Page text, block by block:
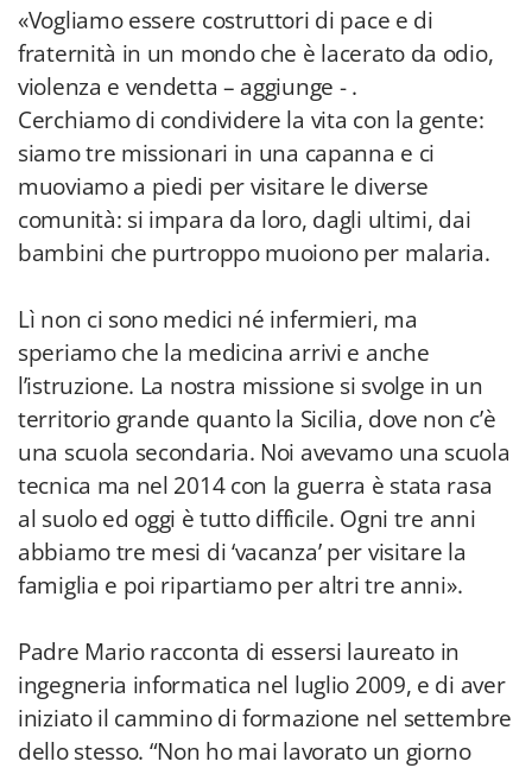
«Vogliamo essere costruttori di pace e di
fraternità in un mondo che è lacerato da odio,
violenza e vendetta – aggiunge - .
Cerchiamo di condividere la vita con la gente:
siamo tre missionari in una capanna e ci
muoviamo a piedi per visitare le diverse
comunità: si impara da loro, dagli ultimi, dai
bambini che purtroppo muoiono per malaria.
Lì non ci sono medici né infermieri, ma
speriamo che la medicina arrivi e anche
l’istruzione. La nostra missione si svolge in un
territorio grande quanto la Sicilia, dove non c’è
una scuola secondaria. Noi avevamo una scuola
tecnica ma nel 2014 con la guerra è stata rasa
al suolo ed oggi è tutto difficile. Ogni tre anni
abbiamo tre mesi di ‘vacanza’ per visitare la
famiglia e poi ripartiamo per altri tre anni».
Padre Mario racconta di essersi laureato in
ingegneria informatica nel luglio 2009, e di aver
iniziato il cammino di formazione nel settembre
dello stesso. “Non ho mai lavorato un giorno